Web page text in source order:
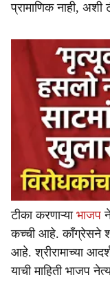
प्रामाणिक नाही, अशी
टीका करणाऱ्या भाजप
कच्ची आहे. काँग्रेसने
आहे. श्रीरामाच्या
याची माहिती भाजप